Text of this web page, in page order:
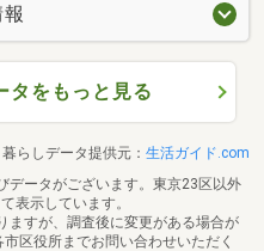
タをもっと見る
暮らしデータ提供元： 生活ガイド.com
データがございます。東京23区以外
表示しています。
ますが、調査後に変更がある場合が
区役所までお問い合わせいただく